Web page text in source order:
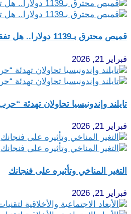
قميص محترق بـ1139 دولارا.. هل تفقد الموضة عقلها؟
فبراير 21, 2026
تايلند وإندونيسيا تحاولان تهدئة
فبراير 21, 2026
التغير المناخي وتأثيره على فنجانك
فبراير 21, 2026